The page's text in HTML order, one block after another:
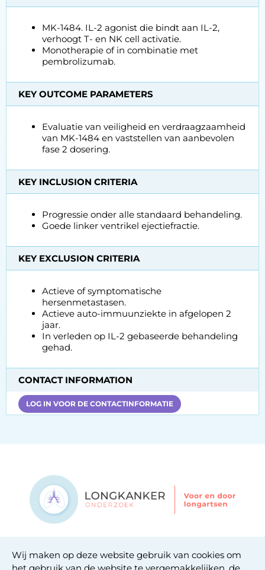
MK-1484. IL-2 agonist die bindt aan IL-2,
verhoogt T- en NK cell activatie.
Monotherapie of in combinatie met
pembrolizumab.
KEY OUTCOME PARAMETERS
Evaluatie van veiligheid en verdraagzaamheid
van MK-1484 en vaststellen van aanbevolen
fase 2 dosering.
KEY INCLUSION CRITERIA
Progressie onder alle standaard behandeling.
Goede linker ventrikel ejectiefractie.
KEY EXCLUSION CRITERIA
Actieve of symptomatische
hersenmetastasen.
Actieve auto-immuunziekte in afgelopen 2
jaar.
In verleden op IL-2 gebaseerde behandeling
gehad.
CONTACT INFORMATION
LOG IN VOOR DE CONTACTINFORMATIE
Privacy statement
Wij maken op deze website gebruik van cookies om